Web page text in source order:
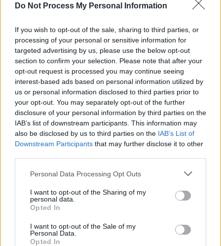
Do Not Process My Personal Information
If you wish to opt-out of the sale, sharing to third parties, or
processing of your personal or sensitive information for
targeted advertising by us, please use the below opt-out
section to confirm your selection. Please note that after your
opt-out request is processed you may continue seeing
interest-based ads based on personal information utilized by
us or personal information disclosed to third parties prior to
your opt-out. You may separately opt-out of the further
disclosure of your personal information by third parties on the
IAB’s list of downstream participants. This information may
also be disclosed by us to third parties on the IAB’s List of
Downstream Participants that may further disclose it to other
Personal Data Processing Opt Outs
I want to opt-out of the Sharing of my
personal data.
Opted In
I want to opt-out of the Sale of my
Personal Data.
Opted In
sunt aduse din Pakistan sau Congo. Sunt tot
cetățeni români, au dreptul să muncească
undeva”
*VIDEO. Cristoiu a ajuns cârpa Generalului
Izmană! Anturaj georgist la lansare: ÎPS
Teodosie, Voiculeț, Ghilezan,Alexandra
Păcuraru
eleştiren Rumenleri gücendirdi!